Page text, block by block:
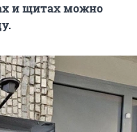
и щитах можно